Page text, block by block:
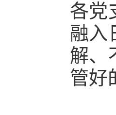
各党
融入
解、
管好